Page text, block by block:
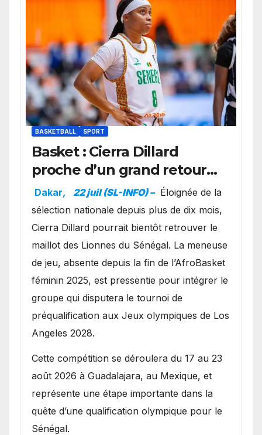
BASKETBALL SPORT
Basket : Cierra Dillard
proche d’un grand retour
avec les Lionnes ?
Dakar, 22 juil (SL-INFO) – Éloignée de la
sélection nationale depuis plus de dix mois,
Cierra Dillard pourrait bientôt retrouver le
maillot des Lionnes du Sénégal. La meneuse
de jeu, absente depuis la fin de l’AfroBasket
féminin 2025, est pressentie pour intégrer le
groupe qui disputera le tournoi de
préqualification aux Jeux olympiques de Los
Angeles 2028.
Cette compétition se déroulera du 17 au 23
août 2026 à Guadalajara, au Mexique, et
représente une étape importante dans la
quête d’une qualification olympique pour le
Sénégal.